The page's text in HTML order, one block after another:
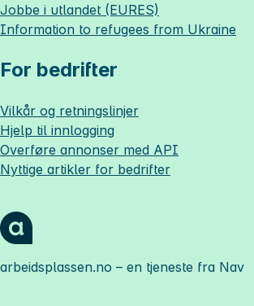
Jobbe i utlandet (EURES)
Information to refugees from Ukraine
For bedrifter
Vilkår og retningslinjer
Hjelp til innlogging
Overføre annonser med API
Nyttige artikler for bedrifter
arbeidsplassen.no – en tjeneste fra Nav